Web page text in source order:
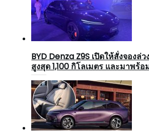
BYD Denza Z9S เปิดให้สั่งจองล่
สูงสุด 1,100 กิโลเมตร และมาพร้อ